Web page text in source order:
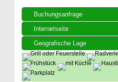
Buchungsanfrage
Internetseite
Geografische Lage